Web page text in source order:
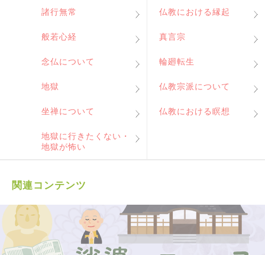
諸行無常 仏教における縁起
般若心経 真言宗
念仏について 輪廻転生
地獄 仏教宗派について
坐禅について 仏教における瞑想
地獄に行きたくない・
地獄が怖い
関連コンテンツ